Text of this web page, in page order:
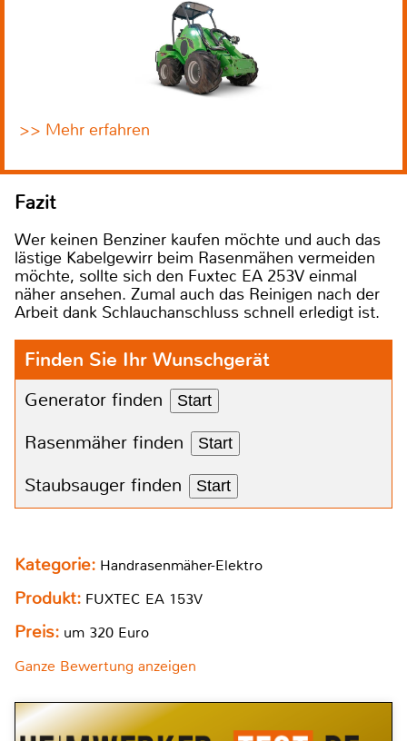
>> Mehr erfahren
Fazit
Wer keinen Benziner kaufen möchte und auch das
lästige Kabelgewirr beim Rasenmähen vermeiden
möchte, sollte sich den Fuxtec EA 253V einmal
näher ansehen. Zumal auch das Reinigen nach der
Arbeit dank Schlauchanschluss schnell erledigt ist.
Finden Sie Ihr Wunschgerät
Generator finden Start
Rasenmäher finden Start
Staubsauger finden Start
Kategorie: Handrasenmäher-Elektro
Produkt: FUXTEC EA 153V
Preis: um 320 Euro
Ganze Bewertung anzeigen